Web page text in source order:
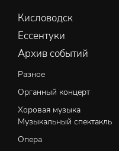
Кисловодск
Ессентуки
Архив событий
Разное
Органный концерт
Хоровая музыка
Музыкальный спектакль
Опера